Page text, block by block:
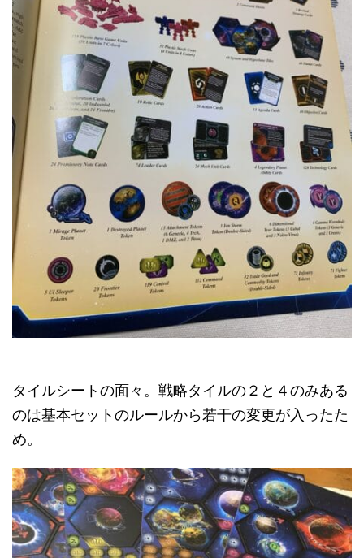
タイルシートの面々。戦略タイルの２と４のみある
のは基本セットのルールから若干の変更が入ったた
め。